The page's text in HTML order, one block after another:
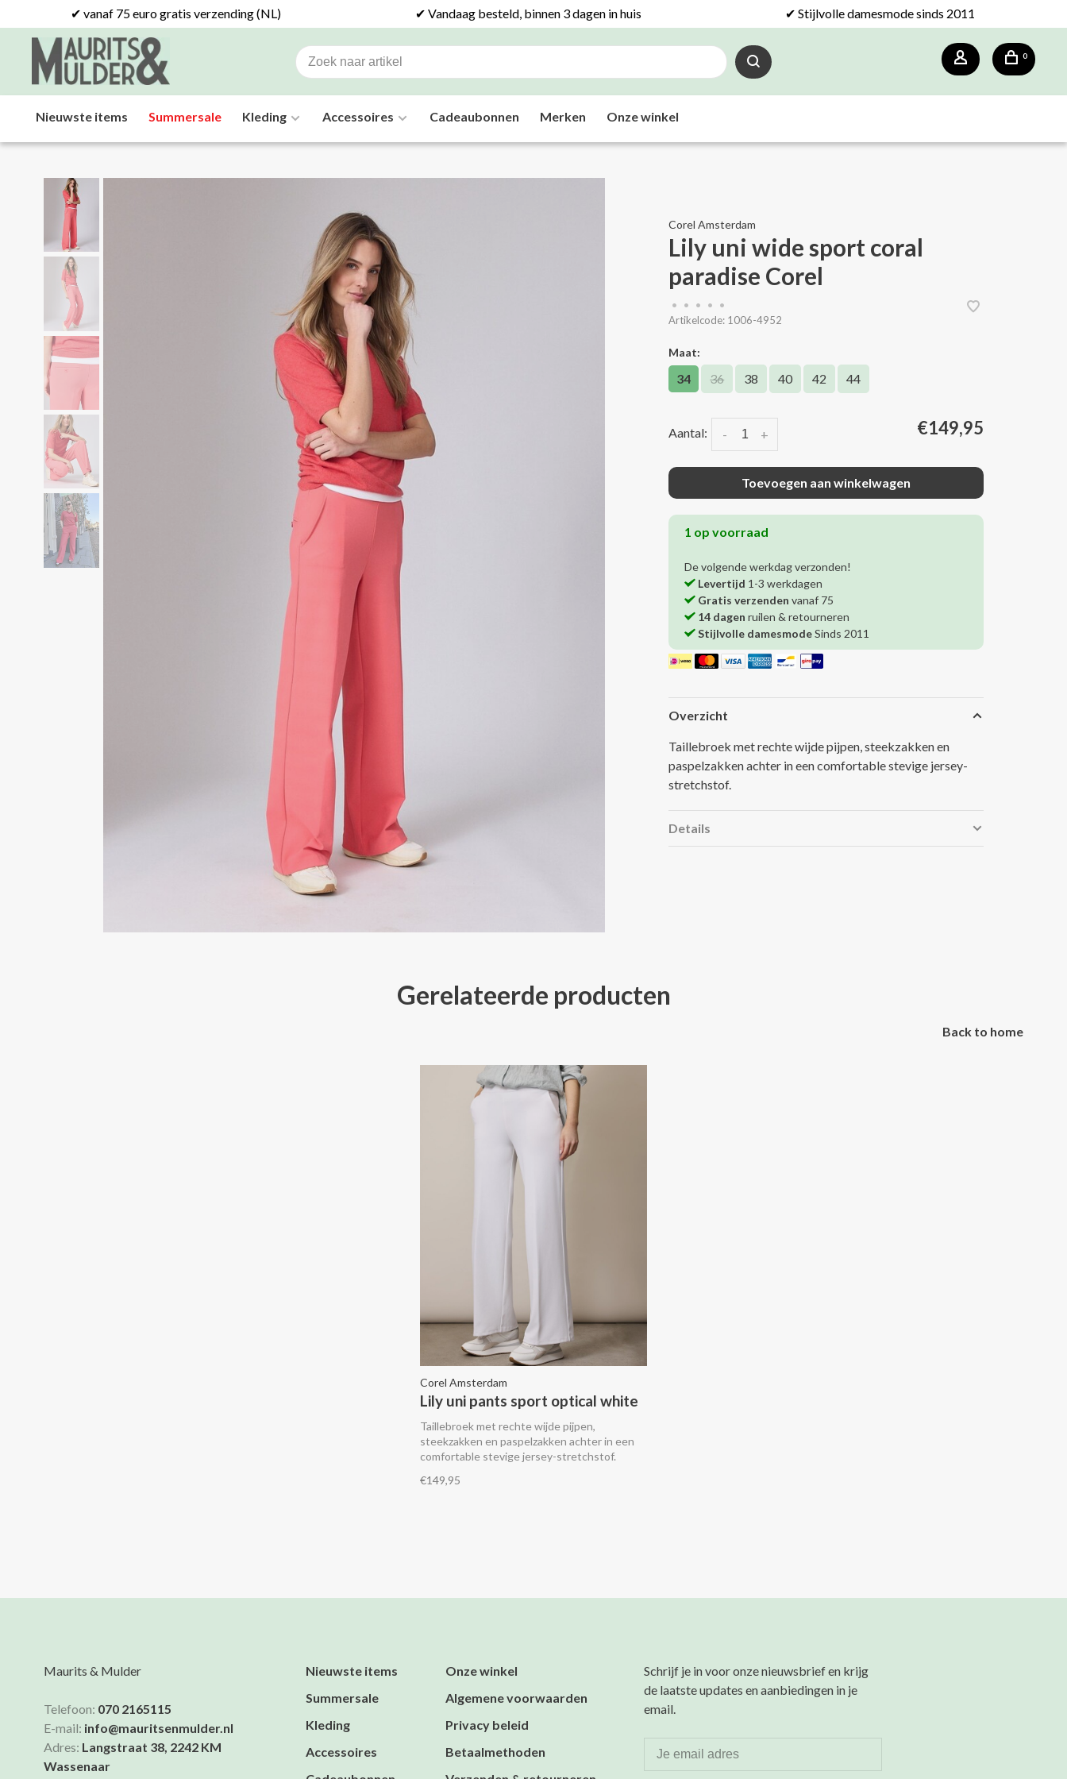
✔ vanaf 75 euro gratis verzending (NL) ✔ Vandaag besteld, binnen 3 dagen in huis ✔ Stijlvolle damesmode sinds 2011
0
Nieuwste items Summersale Kleding Accessoires Cadeaubonnen Merken Onze winkel
Corel Amsterdam
Lily uni wide sport coral
paradise Corel
• • • •
•
Artikelcode: 1006-4952
Maat:
34 36 38 40 42 44
Aantal: +
- €149,95
Toevoegen aan winkelwagen
1 op voorraad
De volgende werkdag verzonden!
Levertijd 1-3 werkdagen
Gratis verzenden vanaf 75
14 dagen ruilen & retourneren
Stijlvolle damesmodeSinds 2011
Overzicht
Taillebroek met rechte wijde pijpen, steekzakken en
paspelzakken achter in een comfortable stevige jersey-
stretchstof.
Details
Gerelateerde producten
Back to home
Corel Amsterdam
Lily uni pants sport optical white
Taillebroek met rechte wijde pijpen,
steekzakken en paspelzakken achter in een
comfortable stevige jersey-stretchstof.
€149,95
Maurits & Mulder
Telefoon: 070 2165115
E-mail: info@mauritsenmulder.nl
Adres: Langstraat 38, 2242 KM
Wassenaar
Nieuwste items
Summersale
Kleding
Accessoires
Onze winkel
Algemene voorwaarden
Privacy beleid
Betaalmethoden
Schrijf je in voor onze nieuwsbrief en krijg
de laatste updates en aanbiedingen in je
email.